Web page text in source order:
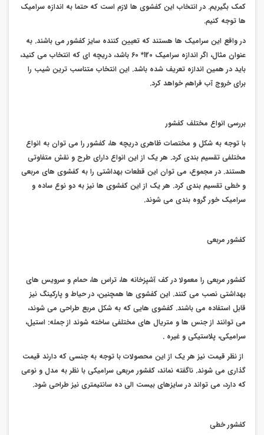
کمک بگیریم. در انتخاب این کفشوی ها لازم است که حتما به اندازه سرامیک
ها توجه کنیم.
در واقع این سرامیک ها هستند که تعیین کننده سایز کفشور می باشند. به
عنوان مثال، اگر اندازه سرامیک 120* 60 باشد، دریچه ای که انتخاب می کنید،
باید در همین اندازه تعریف شده باشد. این انتخاب متناسب ترین شیب را
برای خروج آب فراهم خواهد کرد.
بررسی انواع مختلف کفشور
با توجه به شکل و مختصات ظاهری دریچه ها، کفشور را می توان به انواع
مختلفی تقسیم بندی کرد. هر یک از این انواع دارای طرح و نقش متفاوتی
هستند. در مجموع، می توان این قطعات بهداشتی را به کفشوی های مربعی
و خطی تقسیم بندی کرد. هر یک از این کفشوی ها نیز به دو نوع ساده و
سرامیک خور گروه بندی می شوند.
کفشور مربعی
کفشور مربعی را معمولا در کف آشپزخانه ها، تراس ها، حمام و سرویس های
بهداشتی نصب می کنند. این کفشوی ها همچنین، در حیاط و پارکینگ نیز
قابل استفاده می باشند. کفشوی هایی که به شکل مربع طراحی می شوند،
می توانند از جنس ها و متریال های مختلفی ساخته شوند از جمله: استیل،
سرامیکی، پلاستیکی و غیره .
از نظر قیمت نیز هر یک از این محصولات با توجه به جنسی که دارند قیمت
گذاری می شوند. ناگفته نماند، کفشور مربعی سرامیکی با نظر به مدل و نوعی
که دارد، می تواند در سایزهای بیست الی ده سانتیمتری نیز طراحی شود.
کفشور خطی